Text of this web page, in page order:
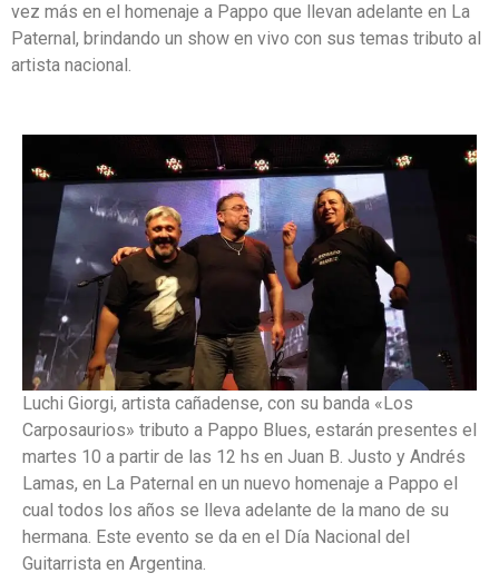
vez más en el homenaje a Pappo que llevan adelante en La
Paternal, brindando un show en vivo con sus temas tributo al
artista nacional.
Luchi Giorgi, artista cañadense, con su banda «Los
Carposaurios» tributo a Pappo Blues, estarán presentes el
martes 10 a partir de las 12 hs en Juan B. Justo y Andrés
Lamas, en La Paternal en un nuevo homenaje a Pappo el
cual todos los años se lleva adelante de la mano de su
hermana. Este evento se da en el Día Nacional del
Guitarrista en Argentina.